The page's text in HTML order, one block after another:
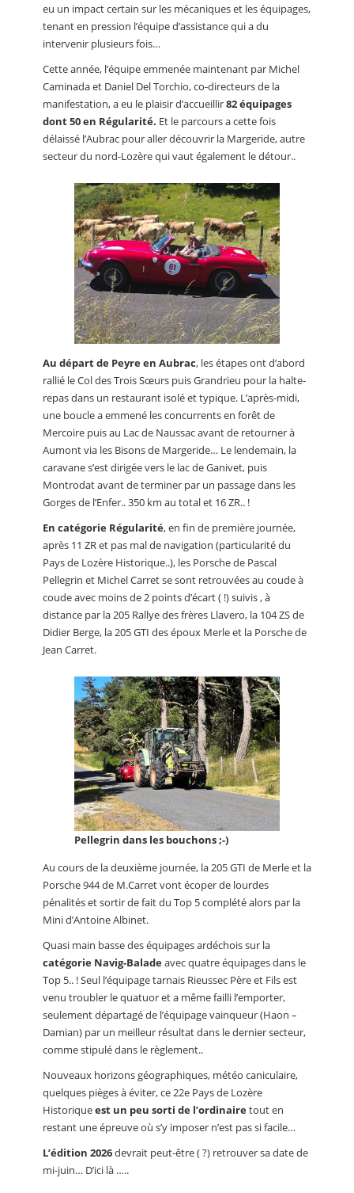
eu un impact certain sur les mécaniques et les équipages,
tenant en pression l’équipe d’assistance qui a du
intervenir plusieurs fois…
Cette année, l’équipe emmenée maintenant par Michel
Caminada et Daniel Del Torchio, co-directeurs de la
manifestation, a eu le plaisir d’accueillir82 équipages
dont 50 en Régularité. Et le parcours a cette fois
délaissé l’Aubrac pour aller découvrir la Margeride, autre
secteur du nord-Lozère qui vaut également le détour..
Au départ de Peyre en Aubrac, les étapes ont d’abord
rallié le Col des Trois Sœurs puis Grandrieu pour la halte-
repas dans un restaurant isolé et typique. L’après-midi,
une boucle a emmené les concurrents en forêt de
Mercoire puis au Lac de Naussac avant de retourner à
Aumont via les Bisons de Margeride… Le lendemain, la
caravane s’est dirigée vers le lac de Ganivet, puis
Montrodat avant de terminer par un passage dans les
Gorges de l’Enfer.. 350 km au total et 16 ZR.. !
En catégorie Régularité, en fin de première journée,
après 11 ZR et pas mal de navigation (particularité du
Pays de Lozère Historique..), les Porsche de Pascal
Pellegrin et Michel Carret se sont retrouvées au coude à
coude avec moins de 2 points d’écart ( !) suivis , à
distance par la 205 Rallye des frères Llavero, la 104 ZS de
Didier Berge, la 205 GTI des époux Merle et la Porsche de
Jean Carret.
Pellegrin dans les bouchons ;-)
Au cours de la deuxième journée, la 205 GTI de Merle et la
Porsche 944 de M.Carret vont écoper de lourdes
pénalités et sortir de fait du Top 5 complété alors par la
Mini d’Antoine Albinet.
Quasi main basse des équipages ardéchois sur la
catégorie Navig-Baladeavec quatre équipages dans le
Top 5.. ! Seul l’équipage tarnais Rieussec Père et Fils est
venu troubler le quatuor et a même failli l’emporter,
seulement départagé de l’équipage vainqueur (Haon –
Damian) par un meilleur résultat dans le dernier secteur,
comme stipulé dans le règlement..
Nouveaux horizons géographiques, météo caniculaire,
quelques pièges à éviter, ce 22e Pays de Lozère
Historiqueest un peu sorti de l’ordinairetout en
restant une épreuve où s’y imposer n’est pas si facile…
L’édition 2026devrait peut-être ( ?) retrouver sa date de
mi-juin… D’ici là …..